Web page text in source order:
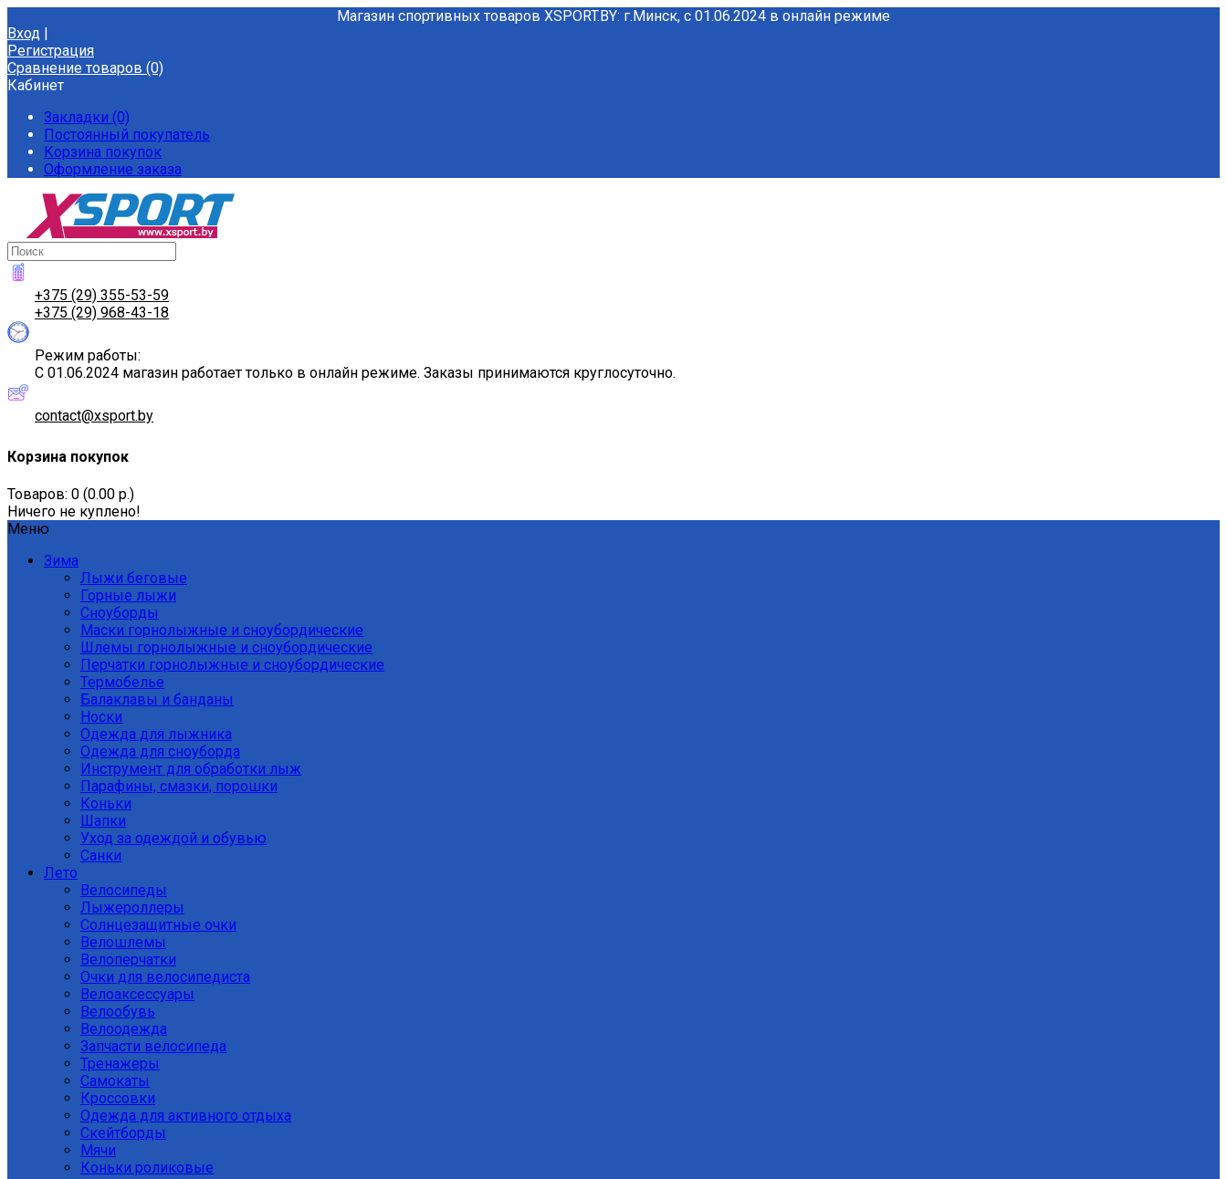
Магазин спортивных товаров XSPORT.BY: г.Минск, с 01.06.2024 в онлайн режиме
Вход |
Регистрация
Сравнение товаров (0)
Кабинет
Закладки (0)
Постоянный покупатель
Корзина покупок
Оформление заказа
+375 (29) 355-53-59
+375 (29) 968-43-18
Режим работы:
С 01.06.2024 магазин работает только в онлайн режиме. Заказы принимаются круглосуточно.
contact@xsport.by
Корзина покупок
Товаров: 0 (0.00 р.)
Ничего не куплено!
Меню
Зима
Лыжи беговые
Горные лыжи
Сноуборды
Маски горнолыжные и сноубордические
Шлемы горнолыжные и сноубордические
Перчатки горнолыжные и сноубордические
Термобелье
Балаклавы и банданы
Носки
Одежда для лыжника
Одежда для сноуборда
Инструмент для обработки лыж
Парафины, смазки, порошки
Коньки
Шапки
Уход за одеждой и обувью
Санки
Лето
Велосипеды
Лыжероллеры
Солнцезащитные очки
Велошлемы
Велоперчатки
Очки для велосипедиста
Велоаксессуары
Велообувь
Велоодежда
Запчасти велосипеда
Тренажеры
Самокаты
Кроссовки
Одежда для активного отдыха
Скейтборды
Мячи
Коньки роликовые